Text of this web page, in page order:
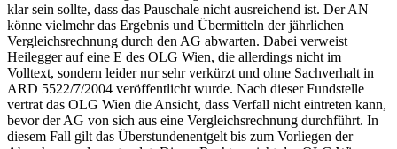
klar sein sollte, dass das Pauschale nicht ausreichend ist. Der AN
könne vielmehr das Ergebnis und Übermitteln der jährlichen
Vergleichsrechnung durch den AG abwarten. Dabei verweist
Heileggerauf eine E des OLG Wien, die allerdings nicht im
Volltext, sondern leider nur sehr verkürzt und ohne Sachverhalt in
ARD 5522/7/2004 veröffentlicht wurde. Nach dieser Fundstelle
vertrat das OLG Wien die Ansicht, dass Verfall nicht eintreten kann,
bevor der AG von sich aus eine Vergleichsrechnung durchführt. In
diesem Fall gilt das Überstundenentgelt bis zum Vorliegen der